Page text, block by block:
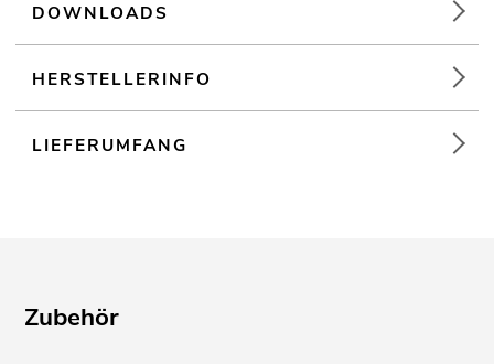
DOWNLOADS
HERSTELLERINFO
LIEFERUMFANG
Zubehör